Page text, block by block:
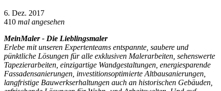
6. Dez. 2017
410 mal angesehen
MeinMaler - Die Lieblingsmaler
Erlebe mit unseren Expertenteams entspannte, saubere und
pünktliche Lösungen für alle exklusiven Malerarbeiten, sehenswerte
Tapezierarbeiten, einzigartige Wandgestaltungen, energiesparende
Fassadensanierungen, investitionsoptimierte Altbausanierungen,
langfristige Bauwerkserhaltungen auch an historischen Gebäuden,